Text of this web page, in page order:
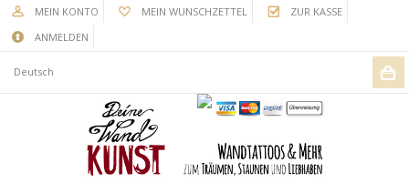
MEIN KONTO MEIN WUNSCHZETTEL
ZUR KASSE
ANMELDEN
Deutsch